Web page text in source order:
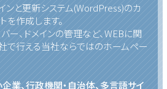
ンと更新システム(WordPress)のカ
を作成します。
ー、ドメインの管理など、WEBに関
で行える当社ならではのホームペー
業、行政機関・自治体、多言語サイ